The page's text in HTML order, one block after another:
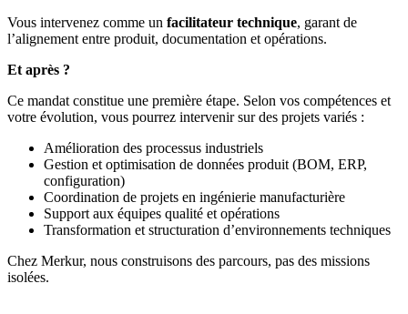
Vous intervenez comme un facilitateur technique, garant de
l’alignement entre produit, documentation et opérations.
Et après ?
Ce mandat constitue une première étape. Selon vos compétences et
votre évolution, vous pourrez intervenir sur des projets variés :
Amélioration des processus industriels
Gestion et optimisation de données produit (BOM, ERP,
configuration)
Coordination de projets en ingénierie manufacturière
Support aux équipes qualité et opérations
Transformation et structuration d’environnements techniques
Chez Merkur, nous construisons des parcours, pas des missions
isolées.